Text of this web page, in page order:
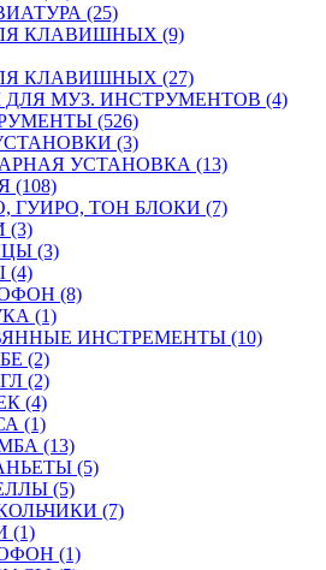
(25)
КЛАВИШНЫХ (9)
КЛАВИШНЫХ (27)
МУЗ. ИНСТРУМЕНТОВ (4)
(526)
(3)
УСТАНОВКА (13)
(108)
ГУИРО, ТОН БЛОКИ (7)
(3)
(3)
(4)
(8)
(1)
ИНСТРЕМЕНТЫ (10)
(2)
(2)
(4)
(1)
(13)
(5)
(5)
(7)
(1)
(1)